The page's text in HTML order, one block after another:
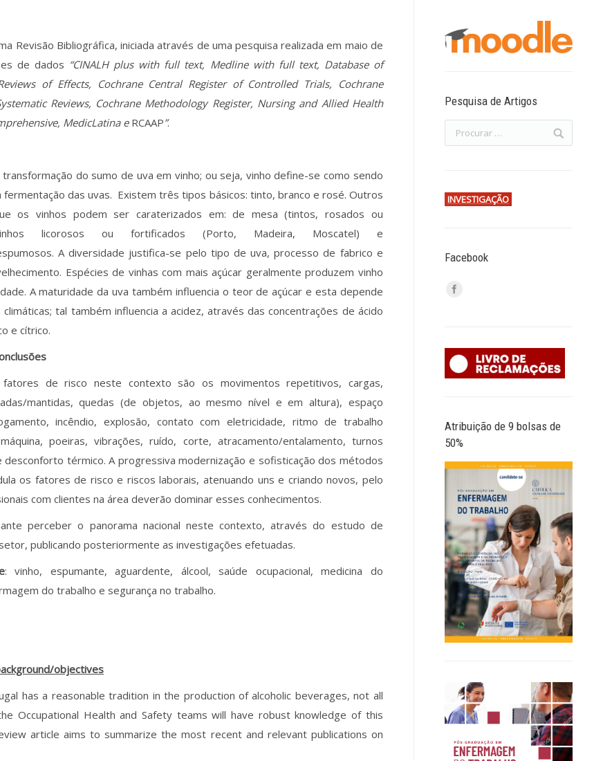
Revisão Bibliográfica, iniciada através de uma pesquisa realizada em maio de
de dados “CINALH plus with full text, Medline with full text, Database of
of Effects, Cochrane Central Register of Controlled Trials, Cochrane
Reviews, Cochrane Methodology Register, Nursing and Allied Health
MedicLatina e RCAAP”.
transformação do sumo de uva em vinho; ou seja, vinho define-se como sendo
fermentação das uvas. Existem três tipos básicos: tinto, branco e rosé. Outros
os vinhos podem ser caraterizados em: de mesa (tintos, rosados ou
licorosos ou fortificados (Porto, Madeira, Moscatel) e
A diversidade justifica-se pelo tipo de uva, processo de fabrico e
Espécies de vinhas com mais açúcar geralmente produzem vinho
A maturidade da uva também influencia o teor de açúcar e esta depende
climáticas; tal também influencia a acidez, através das concentrações de ácido
e cítrico.
fatores de risco neste contexto são os movimentos repetitivos, cargas,
mantidas, quedas (de objetos, ao mesmo nível e em altura), espaço
incêndio, explosão, contato com eletricidade, ritmo de trabalho
poeiras, vibrações, ruído, corte, atracamento/entalamento, turnos
desconforto térmico. A progressiva modernização e sofisticação dos métodos
os fatores de risco e riscos laborais, atenuando uns e criando novos, pelo
com clientes na área deverão dominar esses conhecimentos.
perceber o panorama nacional neste contexto, através do estudo de
publicando posteriormente as investigações efetuadas.
: vinho, espumante, aguardente, álcool, saúde ocupacional, medicina do
do trabalho e segurança no trabalho.
objectives
has a reasonable tradition in the production of alcoholic beverages, not all
Occupational Health and Safety teams will have robust knowledge of this
article aims to summarize the most recent and relevant publications on
Pesquisa de Artigos
INVESTIGAÇÃO
Facebook
Atribuição de 9 bolsas de
50%